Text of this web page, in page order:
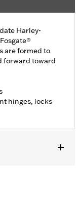
Harley-
are formed to
forward toward
hinges, locks